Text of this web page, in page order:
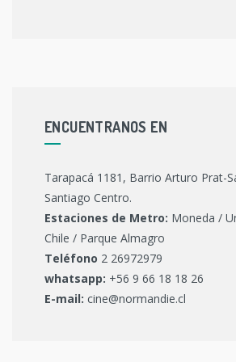
ENCUENTRANOS EN
Tarapacá 1181, Barrio Arturo Prat-
Santiago Centro.
Estaciones de Metro: Moneda /
Chile / Parque Almagro
Teléfono 2 26972979
whatsapp: +56 9 66 18 18 26
E-mail: cine@normandie.cl